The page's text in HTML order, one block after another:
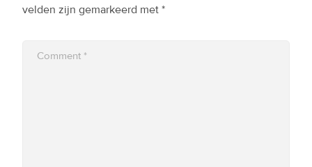
velden zijn gemarkeerd met *